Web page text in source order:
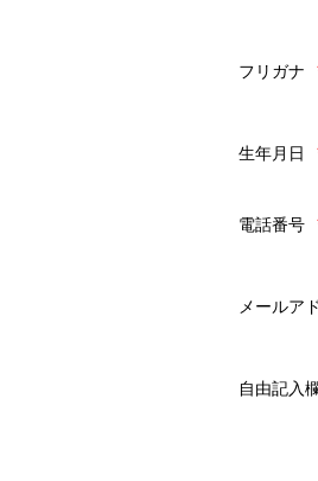
フリガナ
生年月日
電話番号
メールア
自由記入